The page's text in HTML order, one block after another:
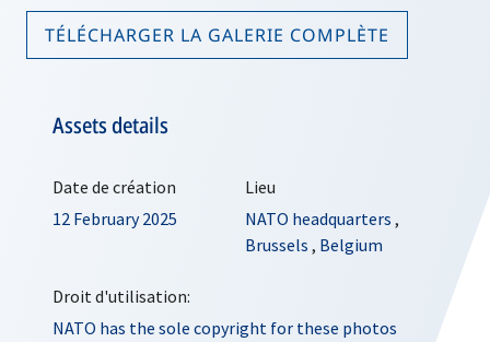
TÉLÉCHARGER LA GALERIE COMPLÈTE
Assets details
Date de création
12 February 2025
Lieu
NATO headquarters ,
Brussels , Belgium
Droit d'utilisation:
NATO has the sole copyright for these photos